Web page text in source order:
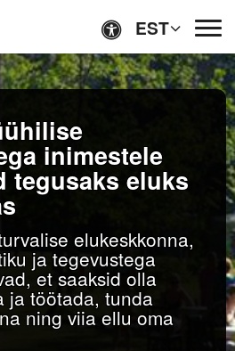
EST
inimestele
tegusaks eluks
elukeskkonna,
ja tegevustega
et saaksid olla
ja töötada, tunda
ning viia ellu oma